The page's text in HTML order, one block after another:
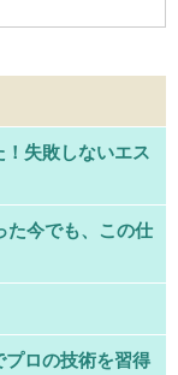
失敗しないエス
今でも、この仕
ロの技術を習得